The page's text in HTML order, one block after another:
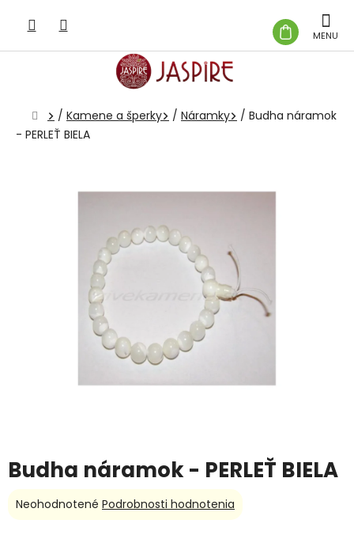
obsah
KOŠÍK
Domov
/ Kamene a šperky / Náramky / Budha náramok
- PERLEŤ BIELA
Budha náramok - PERLEŤ BIELA
Priemerné
Neohodnotené Podrobnosti hodnotenia